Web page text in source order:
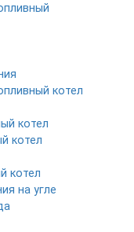
котел
котел
котел
котел
на угле